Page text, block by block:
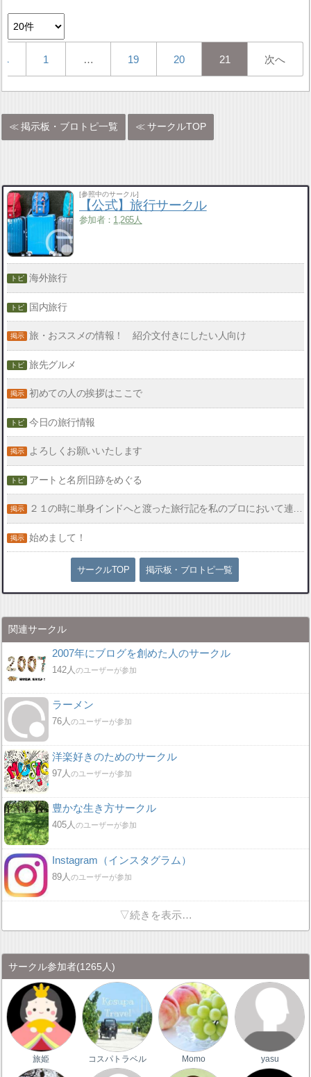
1 … 19 20 21 次へ
掲示板・ブロトピ一覧 サークルTOP
[参照中のサークル]
【公式】旅行サークル
参加者： 1,265人
海外旅行
国内旅行
旅・おススメの情報！ 紹介文付きにしたい人向け
旅先グルメ
初めての人の挨拶はここで
今日の旅行情報
よろしくお願いいたします
アートと名所旧跡をめぐる
２１の時に単身インドへと渡った旅行記を私のブロにおいて連載中です。
始めまして！
サークルTOP 掲示板・ブロトピ一覧
関連サークル
2007年にブログを創めた人のサークル
142人のユーザーが参加
ラーメン
76人のユーザーが参加
洋楽好きのためのサークル
97人のユーザーが参加
豊かな生き方サークル
405人のユーザーが参加
Instagram（インスタグラム）
89人のユーザーが参加
▽続きを表示…
サークル参加者(1265人)
旅姫 コスパトラベル Momo yasu